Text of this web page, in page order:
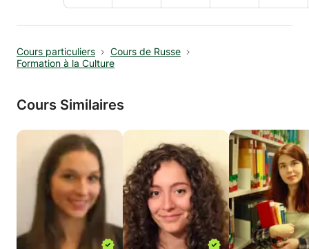
Cours particuliers
Cours de Russe
Formation à la Culture
Cours Similaires